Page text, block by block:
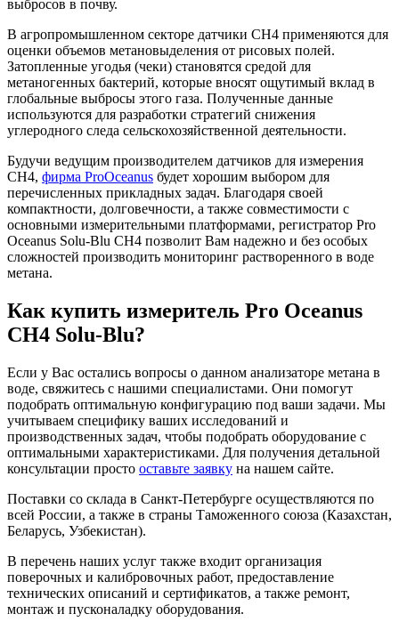
выбросов в почву.
В агропромышленном секторе датчики CH4 применяются для
оценки объемов метановыделения от рисовых полей.
Затопленные угодья (чеки) становятся средой для
метаногенных бактерий, которые вносят ощутимый вклад в
глобальные выбросы этого газа. Полученные данные
используются для разработки стратегий снижения
углеродного следа сельскохозяйственной деятельности.
Будучи ведущим производителем датчиков для измерения
CH4, фирма ProOceanus будет хорошим выбором для
перечисленных прикладных задач. Благодаря своей
компактности, долговечности, а также совместимости с
основными измерительными платформами, регистратор Pro
Oceanus Solu-Blu CH4 позволит Вам надежно и без особых
сложностей производить мониторинг растворенного в воде
метана.
Как купить измеритель Pro Oceanus
CH4 Solu-Blu?
Если у Вас остались вопросы о данном анализаторе метана в
воде, свяжитесь с нашими специалистами. Они помогут
подобрать оптимальную конфигурацию под ваши задачи. Мы
учитываем специфику ваших исследований и
производственных задач, чтобы подобрать оборудование с
оптимальными характеристиками. Для получения детальной
консультации просто оставьте заявку на нашем сайте.
Поставки со склада в Санкт-Петербурге осуществляются по
всей России, а также в страны Таможенного союза (Казахстан,
Беларусь, Узбекистан).
В перечень наших услуг также входит организация
поверочных и калибровочных работ, предоставление
технических описаний и сертификатов, а также ремонт,
монтаж и пусконаладку оборудования.